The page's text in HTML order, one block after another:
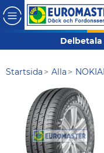
Startsida Alla